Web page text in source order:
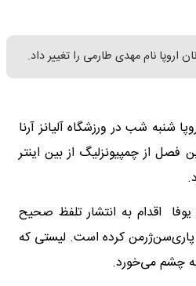
اروپا نام مهدی طارمی را تغییر داد.
شنبه شب در ورزشگاه آلیانز آرنا
فصل از چمپیونزلیگ از بین اینتر
اقدام به انتشار تلفظ صحیح
پاری‌سن‌ژرمن کرده است. لیستی که
چشم می‌خورد.